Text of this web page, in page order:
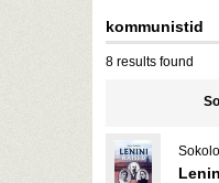
kommunistid
8 results found